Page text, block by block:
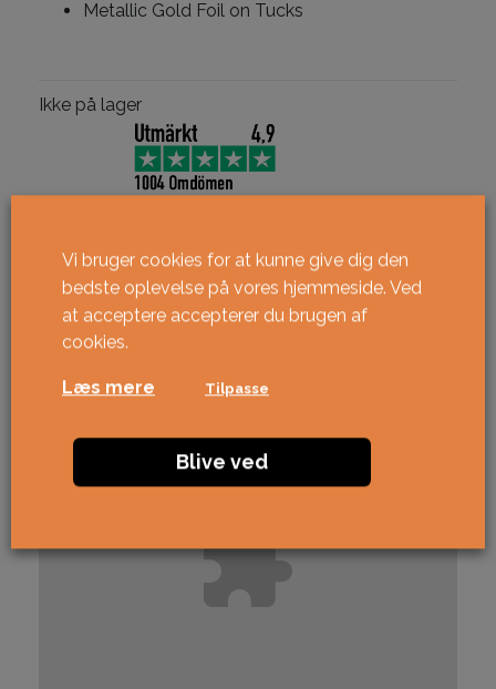
Metallic Gold Foil on Tucks
Ikke på lager
Vi bruger cookies for at kunne give dig den
bedste oplevelse på vores hjemmeside. Ved
at acceptere accepterer du brugen af ​​
cookies.
Læs mere Tilpasse
Blive ved